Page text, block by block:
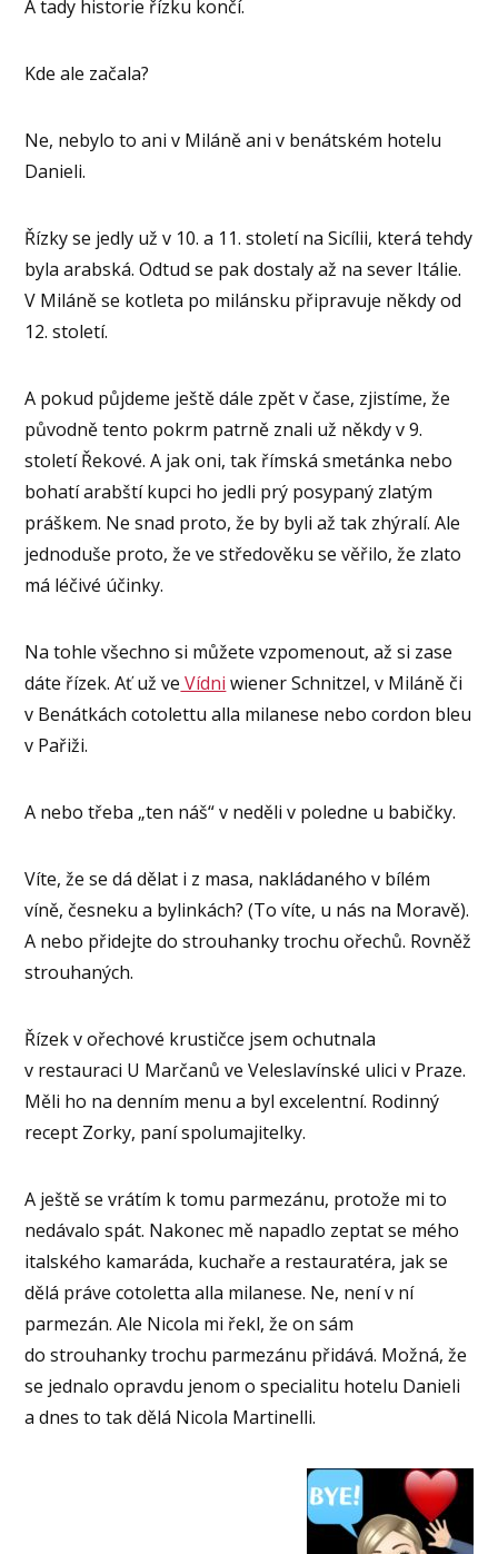
A tady historie řízku končí.
Kde ale začala?
Ne, nebylo to ani v Miláně ani v benátském hotelu
Danieli.
Řízky se jedly už v 10. a 11. století na Sicílii, která tehdy
byla arabská. Odtud se pak dostaly až na sever Itálie.
V Miláně se kotleta po milánsku připravuje někdy od
12. století.
A pokud půjdeme ještě dále zpět v čase, zjistíme, že
původně tento pokrm patrně znali už někdy v 9.
století Řekové. A jak oni, tak římská smetánka nebo
bohatí arabští kupci ho jedli prý posypaný zlatým
práškem. Ne snad proto, že by byli až tak zhýralí. Ale
jednoduše proto, že ve středověku se věřilo, že zlato
má léčivé účinky.
Na tohle všechno si můžete vzpomenout, až si zase
dáte řízek. Ať už ve Vídni wiener Schnitzel, v Miláně či
v Benátkách cotolettu alla milanese nebo cordon bleu
v Pařiži.
A nebo třeba „ten náš“ v neděli v poledne u babičky.
Víte, že se dá dělat i z masa, nakládaného v bílém
víně, česneku a bylinkách? (To víte, u nás na Moravě).
A nebo přidejte do strouhanky trochu ořechů. Rovněž
strouhaných.
Řízek v ořechové krustičce jsem ochutnala
v restauraci U Marčanů ve Veleslavínské ulici v Praze.
Měli ho na denním menu a byl excelentní. Rodinný
recept Zorky, paní spolumajitelky.
A ještě se vrátím k tomu parmezánu, protože mi to
nedávalo spát. Nakonec mě napadlo zeptat se mého
italského kamaráda, kuchaře a restauratéra, jak se
dělá práve cotoletta alla milanese. Ne, není v ní
parmezán. Ale Nicola mi řekl, že on sám
do strouhanky trochu parmezánu přidává. Možná, že
se jednalo opravdu jenom o specialitu hotelu Danieli
a dnes to tak dělá Nicola Martinelli.